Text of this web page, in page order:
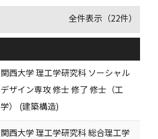
全件表示（22件）
関西大学 理工学研究科 ソーシャル
デザイン専攻 修士 修了 修士（工
学） (建築構造)
関西大学 理工学研究科 総合理工学